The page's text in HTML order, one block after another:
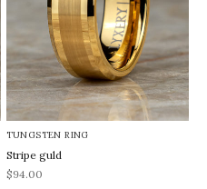
TUNGSTEN RING
Stripe guld
REA-pris
$94.00